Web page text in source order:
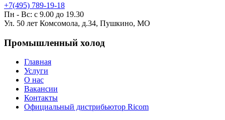
+7(495) 789-19-18
Пн - Вс: c 9.00 до 19.30
Ул. 50 лет Комсомола, д.34, Пушкино, МО
Промышленный холод
Главная
Услуги
О нас
Вакансии
Контакты
Официальный дистрибьютор Ricom